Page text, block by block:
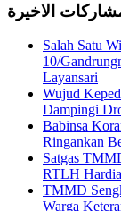
الاخيرة
Salah Satu
10/
Layansari
Wujud
Dampingi
Babinsa
Ringankan
Satgas
RTLH
TMMD
Warga